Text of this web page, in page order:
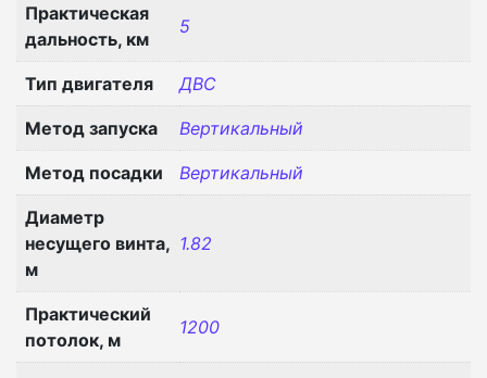
Практическая
дальность, км
5
Тип двигателя ДВС
Метод запуска Вертикальный
Метод посадки Вертикальный
Диаметр
несущего винта,
м
1.82
Практический
потолок, м
1200